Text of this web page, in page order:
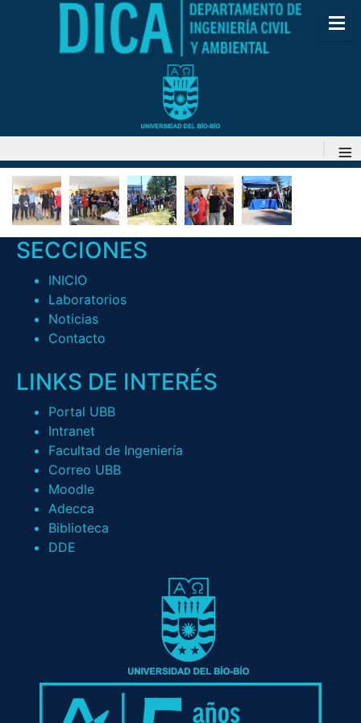
≡
SECCIONES
INICIO
Laboratorios
Noticias
Contacto
LINKS DE INTERÉS
Portal UBB
Intranet
Facultad de Ingeniería
Correo UBB
Moodle
Adecca
Biblioteca
DDE